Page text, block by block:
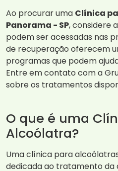
Ao procurar uma Clínica
Panorama - SP, considere
podem ser acessadas nas
de recuperação oferecem
programas que podem
Entre em contato com a
sobre os tratamentos
O que é uma
Alcoólatra?
Uma clínica para
dedicada ao tratamento da